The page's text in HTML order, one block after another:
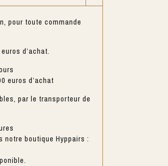
pour toute commande
d’achat.
euros d’achat
par le transporteur de
notre boutique Hyppairs :